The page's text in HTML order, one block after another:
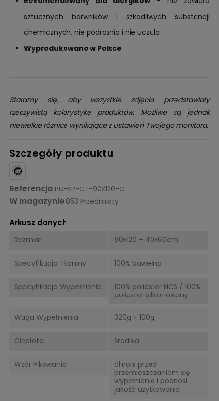
sztucznych barwników i szkodliwych substancji
chemicznych, nie podrażnia i nie uczula
Wyprodukowano w Polsce
Staramy się, aby wszystkie zdjęcia przedstawiały
rzeczywistą kolorystykę produktów. Możliwe są jednak
niewielkie różnice wynikające z ustawień Twojego monitora.
Szczegóły produktu
Referencja PD-KP-CT-90x120-C
W magazynie 853 Przedmioty
Arkusz danych
Rozmiar 90x120 + 40x60cm
Specyfikacja Tkaniny 100% bawełna
Specyfikacja Wypełnienia
100% poliester HCS / 100%
poliester silikonowany
Waga Wypełnienia 320g + 100g
Ciepłota średnia
Wzór Pikowania
chroni przed
przemieszczaniem się
wypełnienia i podnosi
jakość użytkowania